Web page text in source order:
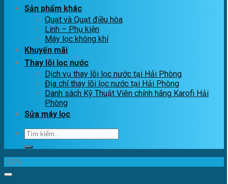
Sản phẩm khác
Quạt và Quạt điều hòa
Linh – Phụ kiện
Máy lọc không khí
Khuyến mãi
Thay lõi lọc nước
Dịch vụ thay lõi lọc nước tại Hải Phòng
Địa chỉ thay lõi lọc nước tại Hải Phòng
Danh sách Kỹ Thuật Viên chính hãng Karofi Hải
Phòng
Sửa máy lọc
Tìm
kiếm:
-32%